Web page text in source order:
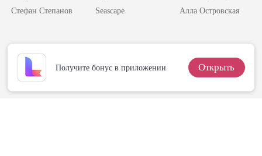
тайным
Стефан Степанов
Гениальная
Seascape
Замуж за
Алла Островская
Получите бонус в приложении Открыть